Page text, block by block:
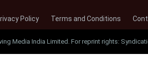
Policy Terms and Conditions
Media India Limited. For reprint rights: